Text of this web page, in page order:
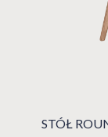
STÓŁ